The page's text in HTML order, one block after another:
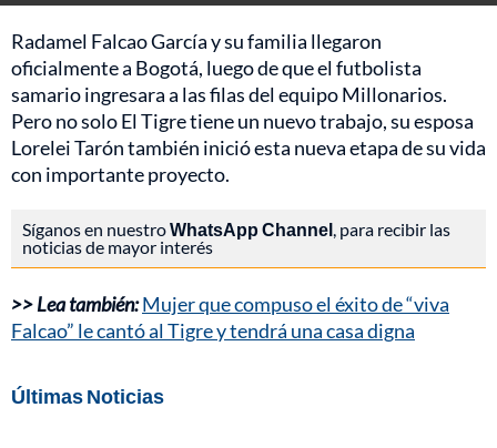
Radamel Falcao García y su familia llegaron
oficialmente a Bogotá, luego de que el futbolista
samario ingresara a las filas del equipo Millonarios.
Pero no solo El Tigre tiene un nuevo trabajo, su esposa
Lorelei Tarón también inició esta nueva etapa de su vida
con importante proyecto.
Síganos en nuestroWhatsApp Channel, para recibir las
noticias de mayor interés
>> Lea también:Mujer que compuso el éxito de “viva
Falcao” le cantó al Tigre y tendrá una casa digna
Últimas Noticias